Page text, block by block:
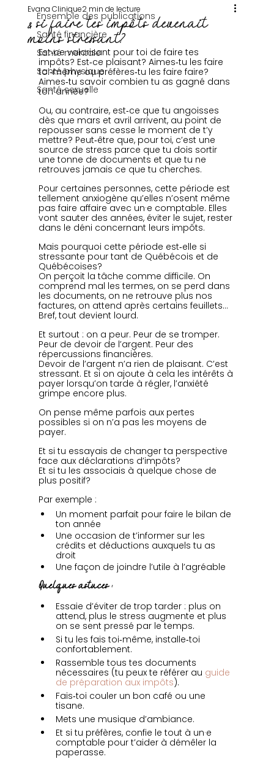
Ensemble des publications
Santé financière
Santé mentale
Santé physique
Santé sexuelle
& si faire tes impôts devenait
moins stressant?
Evana Clinique2 min de lecture
Est‑ce valorisant pour toi de faire tes
impôts? Est‑ce plaisant? Aimes‑tu les faire
toi‑même ou préfères‑tu les faire faire?
Aimes‑tu savoir combien tu as gagné dans
ton année?
Ou, au contraire, est‑ce que tu angoisses
dès que mars et avril arrivent, au point de
repousser sans cesse le moment de t’y
mettre? Peut‑être que, pour toi, c’est une
source de stress parce que tu dois sortir
une tonne de documents et que tu ne
retrouves jamais ce que tu cherches.
Pour certaines personnes, cette période est
tellement anxiogène qu’elles n’osent même
pas faire affaire avec un·e comptable. Elles
vont sauter des années, éviter le sujet, rester
dans le déni concernant leurs impôts.
Mais pourquoi cette période est‑elle si
stressante pour tant de Québécois et de
Québécoises?
On perçoit la tâche comme difficile. On
comprend mal les termes, on se perd dans
les documents, on ne retrouve plus nos
factures, on attend après certains feuillets…
Bref, tout devient lourd.
Et surtout : on a peur. Peur de se tromper.
Peur de devoir de l’argent. Peur des
répercussions financières.
Devoir de l’argent n’a rien de plaisant. C’est
stressant. Et si on ajoute à cela les intérêts à
payer lorsqu’on tarde à régler, l’anxiété
grimpe encore plus.
On pense même parfois aux pertes
possibles si on n’a pas les moyens de
payer.
Et si tu essayais de changer ta perspective
face aux déclarations d’impôts?
Et si tu les associais à quelque chose de
plus positif?
Par exemple :
Un moment parfait pour faire le bilan de
ton année
Une occasion de t’informer sur les
crédits et déductions auxquels tu as
droit
Une façon de joindre l’utile à l’agréable
Quelques astuces :
Essaie d’éviter de trop tarder : plus on
attend, plus le stress augmente et plus
on se sent pressé par le temps.
Si tu les fais toi‑même, installe‑toi
confortablement.
Rassemble tous tes documents
nécessaires (tu peux te référer au guide
de préparation aux impôts).
Fais‑toi couler un bon café ou une
tisane.
Mets une musique d’ambiance.
Et si tu préfères, confie le tout à un·e
comptable pour t’aider à démêler la
paperasse.